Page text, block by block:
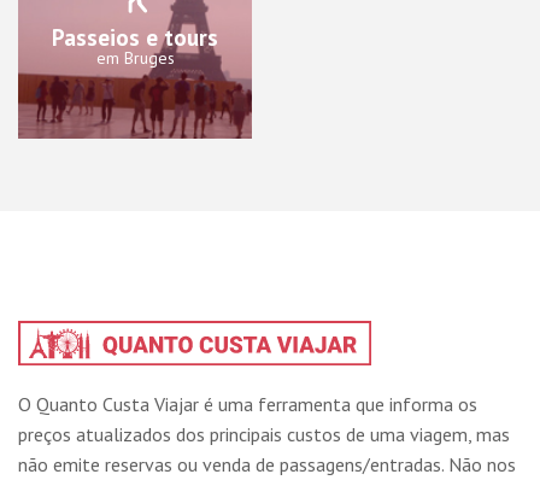
Passeios e tours
em Bruges
O Quanto Custa Viajar é uma ferramenta que informa os
preços atualizados dos principais custos de uma viagem, mas
não emite reservas ou venda de passagens/entradas. Não nos